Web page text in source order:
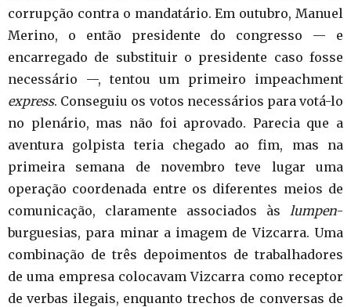
corrupção contra o mandatário. Em outubro, Manuel
Merino, o então presidente do congresso — e
encarregado de substituir o presidente caso fosse
necessário —, tentou um primeiro impeachment
express. Conseguiu os votos necessários para votá-lo
no plenário, mas não foi aprovado. Parecia que a
aventura golpista teria chegado ao fim, mas na
primeira semana de novembro teve lugar uma
operação coordenada entre os diferentes meios de
comunicação, claramente associados às lumpen-
burguesias, para minar a imagem de Vizcarra. Uma
combinação de três depoimentos de trabalhadores
de uma empresa colocavam Vizcarra como receptor
de verbas ilegais, enquanto trechos de conversas de